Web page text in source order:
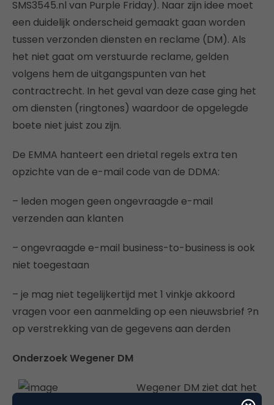
SMS3545.nl van Purple Friday). Naar zijn idee moet
een duidelijk onderscheid gemaakt gaan worden
tussen verzonden diensten en reclame (DM). Als
het niet gaat om verstuurde reclame, gelden
volgens hem de uitgangspunten van het
contractrecht. In het geval van deze case ging het
om diensten (ringtones) waardoor de opgelegde
boete niet juist zou zijn.
De EMMA hanteert een drietal regels extra ten
opzichte van de e-mail code van de DDMA:
– leden mogen geen ongevraagde e-mail
verzenden aan klanten
– ongevraagde e-mail business-to-business is ook
niet toegestaan
– je mag niet tegelijkertijd met 1 vinkje akkoord
vragen voor een aanmelding op een nieuwsbrief ?n
op verstrekking van de gegevens aan derden
Onderzoek Wegener DM
Wegener DM ziet dat het